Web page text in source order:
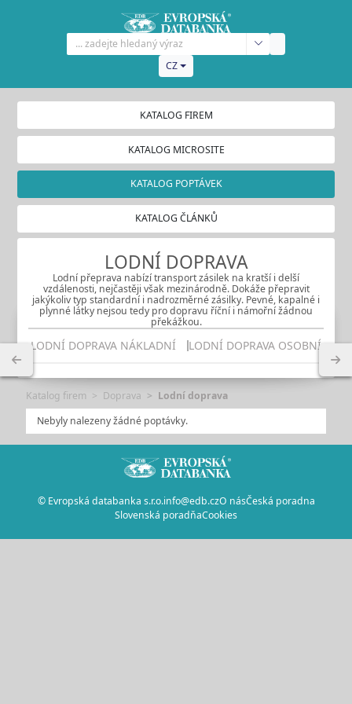
CZ
KATALOG FIREM
KATALOG MICROSITE
KATALOG POPTÁVEK
KATALOG ČLÁNKŮ
LODNÍ DOPRAVA
Lodní přeprava nabízí transport zásilek na kratší i delší
vzdálenosti, nejčastěji však mezinárodně. Dokáže přepravit
jakýkoliv typ standardní i nadrozměrné zásilky. Pevné, kapalné i
plynné látky nejsou tedy pro dopravu říční i námořní žádnou
překážkou.
LODNÍ DOPRAVA NÁKLADNÍ LODNÍ DOPRAVA OSOBNÍ
Katalog firem Doprava
Lodní doprava
Nebyly nalezeny žádné poptávky.
© Evropská databanka s.r.o.info@edb.czO násČeská poradna
Slovenská poradňaCookies